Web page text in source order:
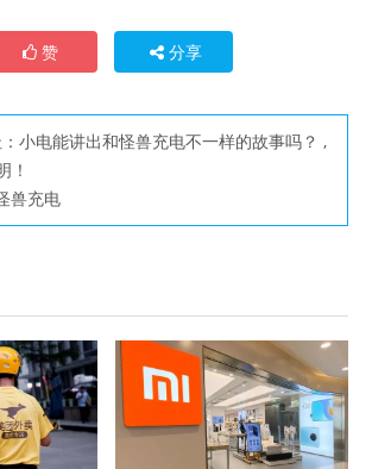
赞 分享
小电能讲出和怪兽充电不一样的故事吗？ ,
！
兽充电